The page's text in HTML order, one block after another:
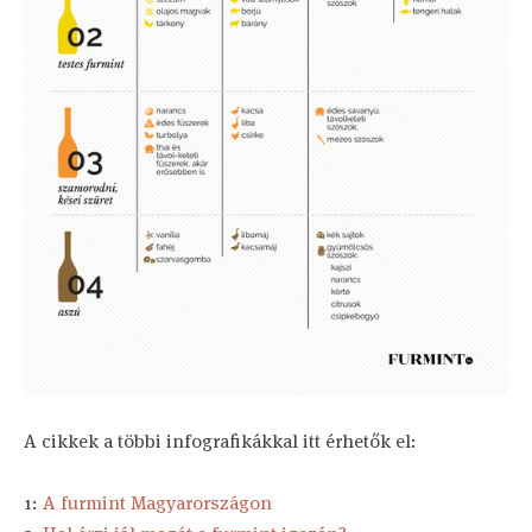
A cikkek a többi infografikákkal itt érhetők el:
1: A furmint Magyarországon